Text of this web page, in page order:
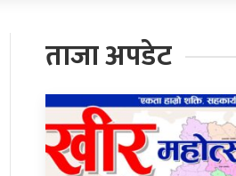
ताजा अपडेट